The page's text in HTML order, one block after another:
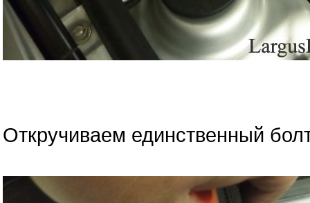
Откручиваем единственный